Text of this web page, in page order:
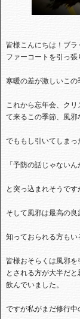
皆様こんにちは！ブ
ファーコートを引っ張
寒暖の差が激しいこの
これから忘年会、ク
て来るこの季節、風邪
でももし引いてしまっ
「予防の話じゃないん
と突っ込まれそうで
そして風邪は最高の良
知っておられる方もい
皆様おそらくは風邪
とされる方が大半だ
飲んでいました。
ですが私がまだ修行中